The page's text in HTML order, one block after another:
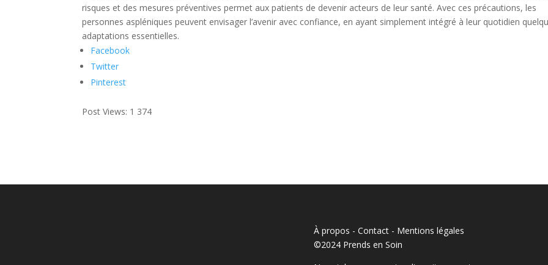
risques et des mesures préventives permet aux patients de devenir acteurs de leur santé. Avec ces précautions, les
personnes aspléniques peuvent envisager l’avenir avec confiance, en ayant simplement intégré à leur quotidien
adaptations essentielles.
Facebook
Twitter
Pinterest
Post Views: 1 374
À propos - Contact- Mentions légales
©2024 Prends en Soin